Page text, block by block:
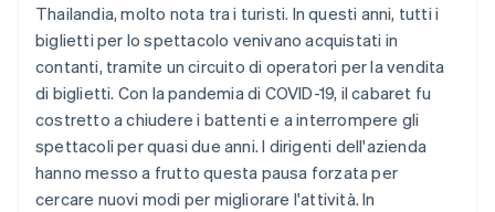
Thailandia, molto nota tra i turisti. In questi anni, tutti i
biglietti per lo spettacolo venivano acquistati in
contanti, tramite un circuito di operatori per la vendita
di biglietti. Con la pandemia di COVID-19, il cabaret fu
costretto a chiudere i battenti e a interrompere gli
spettacoli per quasi due anni. I dirigenti dell'azienda
hanno messo a frutto questa pausa forzata per
cercare nuovi modi per migliorare l'attività. In